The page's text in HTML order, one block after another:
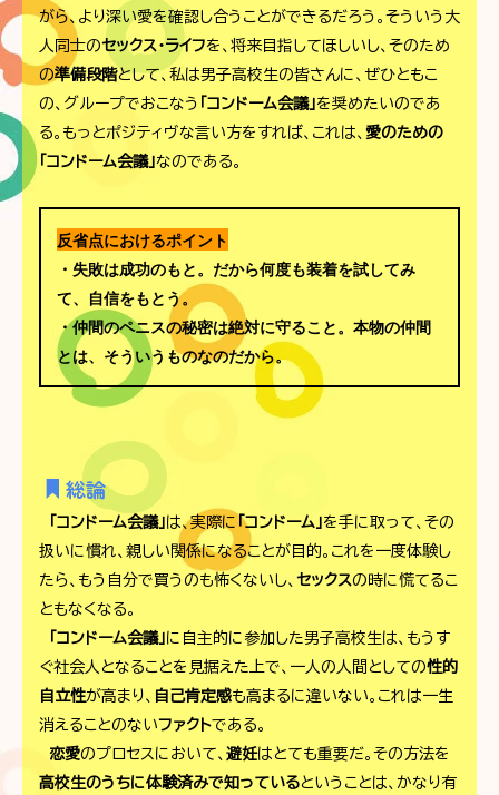
がら、より深い愛を確認し合うことができるだろう。そういう大
人同士のセックス・ライフを、将来目指してほしいし、そのため
の準備段階として、私は男子高校生の皆さんに、ぜひともこ
の、グループでおこなう 「コンドーム会議」 を奨めたいのであ
る。もっとポジティヴな言い方をすれば、これは、 愛のための
「コンドーム会議」 なのである。
反省点におけるポイント
・失敗は成功のもと。だから何度も装着を試してみ
て、自信をもとう。
・仲間のペニスの秘密は絶対に守ること。本物の仲間
とは、そういうものなのだから。
総論
「コンドーム会議」 は、実際に 「コンドーム」 を手に取って、その
扱いに慣れ、親しい関係になることが目的。これを一度体験し
たら、もう自分で買うのも怖くないし、 セックスの時に慌てるこ
ともなくなる。
「コンドーム会議」 に自主的に参加した男子高校生は、もうす
ぐ社会人となることを見据えた上で、一人の人間としての性的
自立性が高まり、 自己肯定感も高まるに違いない。これは一生
消えることのないファクトである。
恋愛のプロセスにおいて、 避妊はとても重要だ。その方法を
高校生のうちに体験済みで知っているということは、かなり有